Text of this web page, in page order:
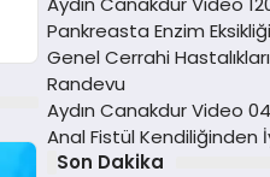
Pankreasta Enzim
Genel Cerrahi
Randevu
Aydın Canakdur Video
Anal Fistül Kendiliğinden
Son Dakika